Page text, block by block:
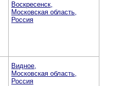
Воскресенск,
Московская область,
Россия
Видное,
Московская область,
Россия